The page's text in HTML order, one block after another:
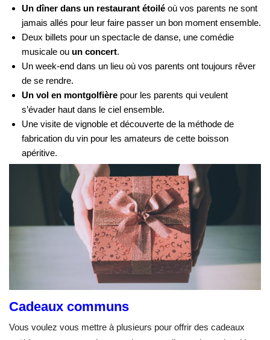
Un dîner dans un restaurant étoilé où vos parents ne sont
jamais allés pour leur faire passer un bon moment ensemble.
Deux billets pour un spectacle de danse, une comédie
musicale ou un concert.
Un week-end dans un lieu où vos parents ont toujours rêver
de se rendre.
Un vol en montgolfière pour les parents qui veulent
s’évader haut dans le ciel ensemble.
Une visite de vignoble et découverte de la méthode de
fabrication du vin pour les amateurs de cette boisson
apéritive.
Cadeaux communs
Vous voulez vous mettre à plusieurs pour offrir des cadeaux